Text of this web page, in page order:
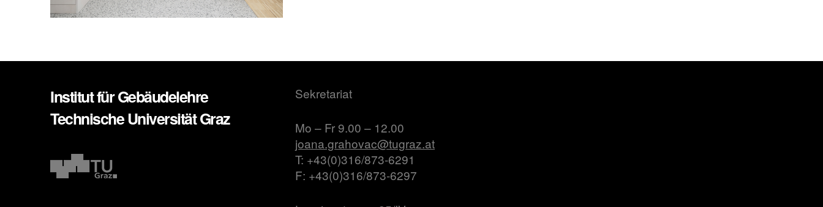
Institut für Gebäudelehre
Technische Universität Graz
Sekretariat
Mo – Fr 9.00 – 12.00
joana.grahovac@tugraz.at
T: +43(0)316/873-6291
F: +43(0)316/873-6297